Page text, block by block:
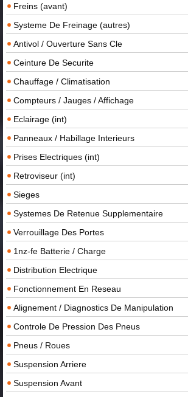
Freins (avant)
Systeme De Freinage (autres)
Antivol / Ouverture Sans Cle
Ceinture De Securite
Chauffage / Climatisation
Compteurs / Jauges / Affichage
Eclairage (int)
Panneaux / Habillage Interieurs
Prises Electriques (int)
Retroviseur (int)
Sieges
Systemes De Retenue Supplementaire
Verrouillage Des Portes
1nz-fe Batterie / Charge
Distribution Electrique
Fonctionnement En Reseau
Alignement / Diagnostics De Manipulation
Controle De Pression Des Pneus
Pneus / Roues
Suspension Arriere
Suspension Avant